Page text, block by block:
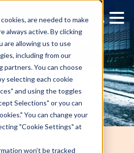
are needed to make
always active. By clicking
are allowing us to use
including from our
partners. You can choose
selecting each cookie
and using the toggles
Selections" or you can
You can change your
"Cookie Settings" at
won’t be tracked